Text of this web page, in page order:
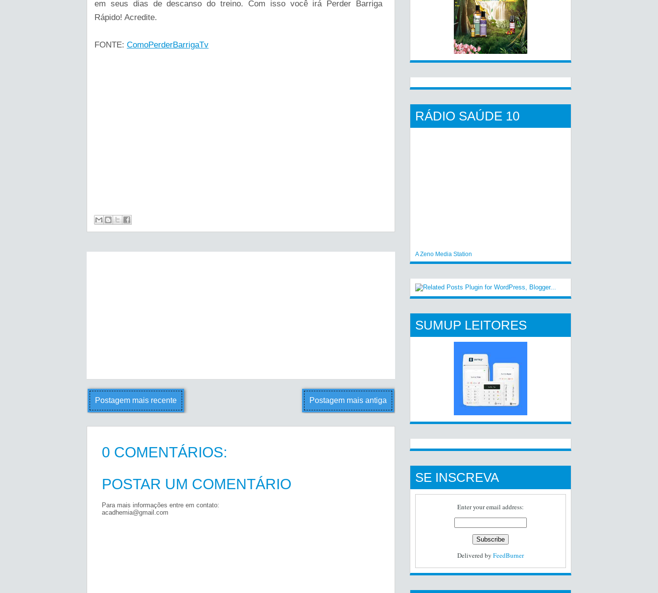
em seus dias de descanso do treino. Com isso você irá Perder Barriga
Rápido! Acredite.
FONTE: ComoPerderBarrigaTv
Postagem mais recente Postagem mais antiga
0 COMENTÁRIOS:
POSTAR UM COMENTÁRIO
Para mais informações entre em contato:
acadhemia@gmail.com
RÁDIO SAÚDE 10
A Zeno Media Station
SUMUP LEITORES
SE INSCREVA
Enter your email address:
Delivered by FeedBurner